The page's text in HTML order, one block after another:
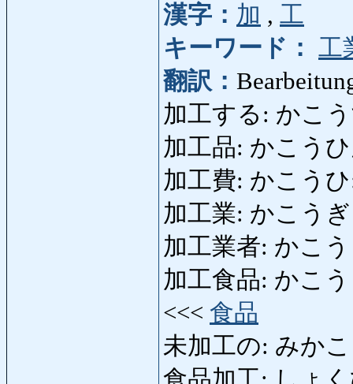
漢字： 加 , 工
キーワード： 工
翻訳：
加工する: かこう
加工品: かこうひ
加工費: かこう
加工業: かこう
加工業者: かこ
加工食品: かこ
<<< 食品
未加工の: みか